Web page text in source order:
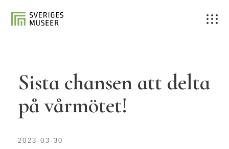
Sista chansen att delta
på vårmötet!
2023-03-30